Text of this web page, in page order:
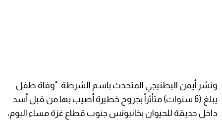
ونشر أيمن البطنيجي المتحدث باسم الشرطة: "وفاة طفل
يبلغ (6 سنوات) متأثراً بجروح خطيرة أصيب بها من قبل أسد
داخل حديقة للحيوان بخانيونس جنوب قطاع غزة مساء اليوم،